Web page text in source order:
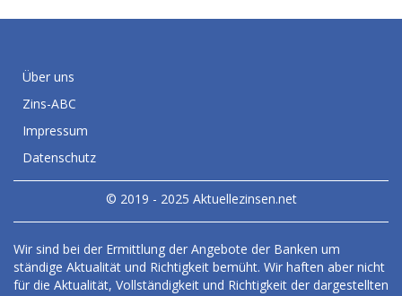
Über uns
Zins-ABC
Impressum
Datenschutz
© 2019 - 2025 Aktuellezinsen.net
Wir sind bei der Ermittlung der Angebote der Banken um
ständige Aktualität und Richtigkeit bemüht. Wir haften aber nicht
für die Aktualität, Vollständigkeit und Richtigkeit der dargestellten